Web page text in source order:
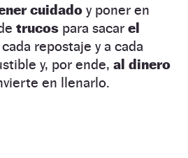
cuidado y poner en
trucos para sacar el
repostaje y a cada
y, por ende, al dinero
en llenarlo.